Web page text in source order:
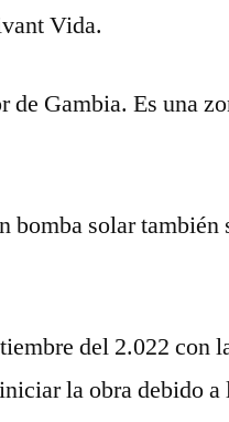
Vida.
Gambia. Es una
solar también
del 2.022 con
la obra debido a